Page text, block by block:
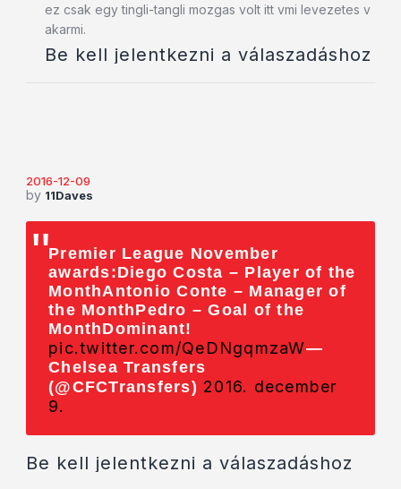
ez csak egy tingli-tangli mozgas volt itt vmi levezetes v
akarmi.
Be kell jelentkezni a válaszadáshoz
2016-12-09
by 11Daves
Premier League November
awards:Diego Costa – Player of the
MonthAntonio Conte – Manager of
the MonthPedro – Goal of the
MonthDominant!
pic.twitter.com/QeDNgqmzaW—
Chelsea Transfers
(@CFCTransfers) 2016. december
9.
Be kell jelentkezni a válaszadáshoz